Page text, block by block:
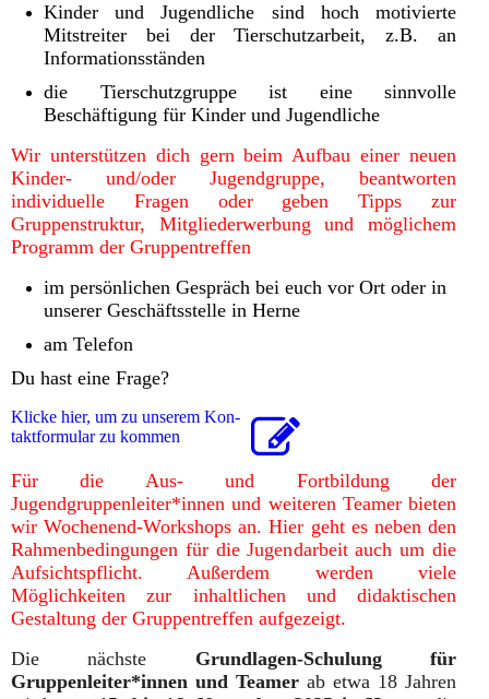
Kinder und Jugendliche sind hoch motivierte
Mitstreiter bei der Tierschutzarbeit, z.B. an
Informationsständen
die Tierschutzgruppe ist eine sinnvolle
Beschäftigung für Kinder und Jugendliche
Wir unterstützen dich gern beim Aufbau einer neuen
Kinder- und/oder Jugendgruppe, beantworten
individuelle Fragen oder geben Tipps zur
Gruppenstruktur, Mitgliederwerbung und möglichem
Programm der Gruppentreffen
im persönlichen Gespräch bei euch vor Ort oder in
unserer Geschäftsstelle in Herne
am Telefon
Du hast eine Frage?
Klicke hier, um zu unserem Kon­
takt­for­mu­lar zu kommen
Für die Aus- und Fortbildung der
Jugendgruppenleiter*innen und weiteren Teamer bieten
wir Wochenend-Workshops an. Hier geht es neben den
Rahmenbedingungen für die Jugendarbeit auch um die
Aufsichtspflicht. Außerdem werden viele
Möglichkeiten zur inhaltlichen und didaktischen
Gestaltung der Gruppentreffen aufgezeigt.
Die nächste Grundlagen-Schulung für
Gruppenleiter*innen und Teamer ab etwa 18 Jahren